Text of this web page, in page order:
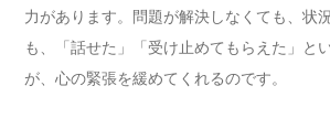
力があります。問題が解決しなくても、状
も、「話せた」「受け止めてもらえた」と
が、心の緊張を緩めてくれるのです。